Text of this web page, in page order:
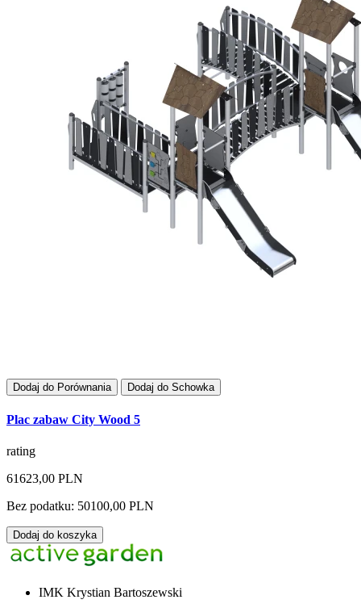
Dodaj do Porównania Dodaj do Schowka
Plac zabaw City Wood 5
rating
61623,00 PLN
Bez podatku: 50100,00 PLN
Dodaj do koszyka
IMK Krystian Bartoszewski